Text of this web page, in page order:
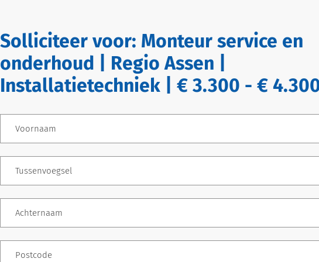
Solliciteer voor: Monteur service en
onderhoud | Regio Assen |
Installatietechniek | € 3.300 - €